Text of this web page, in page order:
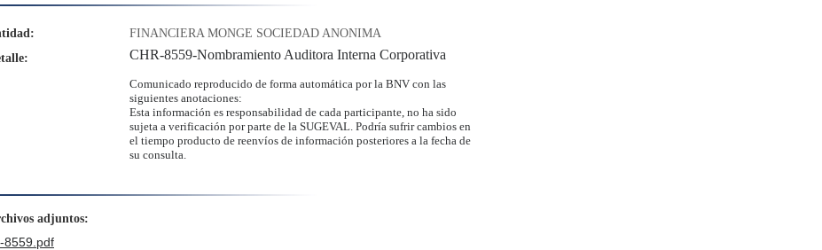
FINANCIERA MONGE SOCIEDAD ANONIMA
CHR-8559-Nombramiento Auditora Interna Corporativa
Comunicado reproducido de forma automática por la BNV con las
siguientes anotaciones:
Esta información es responsabilidad de cada participante, no ha sido
sujeta a verificación por parte de la SUGEVAL. Podría sufrir cambios en
el tiempo producto de reenvíos de información posteriores a la fecha de
su consulta.
adjuntos:
8559.pdf